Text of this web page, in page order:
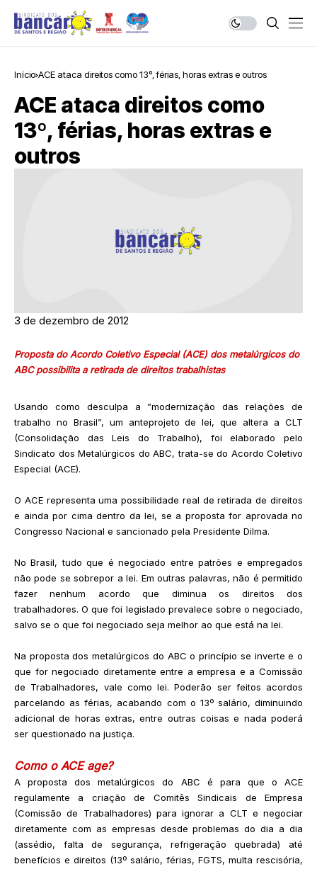
Início ACE ataca direitos como 13º, férias, horas extras e outros
ACE ataca direitos como
13º, férias, horas extras e
outros
3 de dezembro de 2012
Proposta do Acordo Coletivo Especial (ACE) dos metalúrgicos do
ABC possibilita a retirada de direitos trabalhistas
Usando como desculpa a ”modernização das relações de
trabalho no Brasil”, um anteprojeto de lei, que altera a CLT
(Consolidação das Leis do Trabalho), foi elaborado pelo
Sindicato dos Metalúrgicos do ABC, trata-se do Acordo Coletivo
Especial (ACE).
O ACE representa uma possibilidade real de retirada de direitos
e ainda por cima dentro da lei, se a proposta for aprovada no
Congresso Nacional e sancionado pela Presidente Dilma.
No Brasil, tudo que é negociado entre patrões e empregados
não pode se sobrepor a lei. Em outras palavras, não é permitido
fazer nenhum acordo que diminua os direitos dos
trabalhadores. O que foi legislado prevalece sobre o negociado,
salvo se o que foi negociado seja melhor ao que está na lei.
Na proposta dos metalúrgicos do ABC o princípio se inverte e o
que for negociado diretamente entre a empresa e a Comissão
de Trabalhadores, vale como lei. Poderão ser feitos acordos
parcelando as férias, acabando com o 13º salário, diminuindo
adicional de horas extras, entre outras coisas e nada poderá
ser questionado na justiça.
Como o ACE age?
A proposta dos metalúrgicos do ABC é para que o ACE
regulamente a criação de Comitês Sindicais de Empresa
(Comissão de Trabalhadores) para ignorar a CLT e negociar
diretamente com as empresas desde problemas do dia a dia
(assédio, falta de segurança, refrigeração quebrada) até
benefícios e direitos (13º salário, férias, FGTS, multa rescisória,